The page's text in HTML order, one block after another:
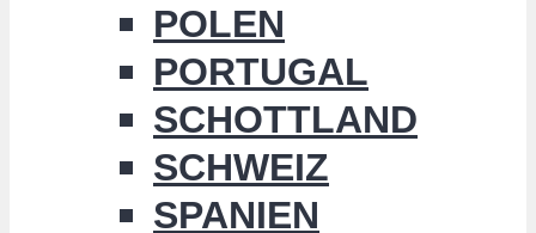
POLEN
PORTUGAL
SCHOTTLAND
SCHWEIZ
SPANIEN